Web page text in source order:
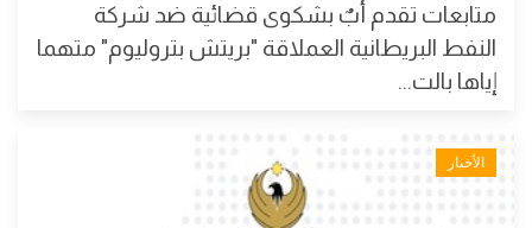
متابعات تقدم أبٌ بشكوى قضائية ضد شركة
النفط البريطانية العملاقة "بريتش بتروليوم" متهما
إياها بالت...
الأخبار